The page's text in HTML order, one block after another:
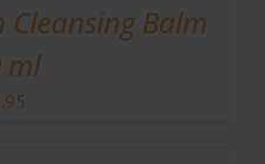
Cleansing Balm
ml